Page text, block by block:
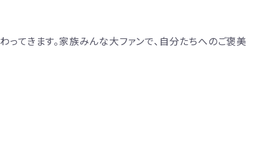
ってきます。家族みんな大ファンで、自分たちへのご褒美